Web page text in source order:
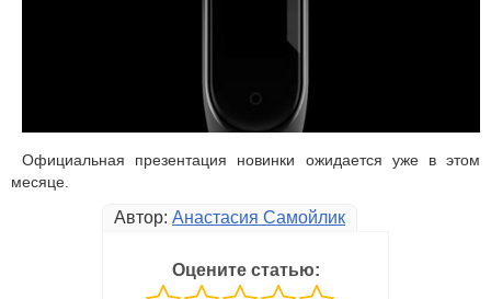
Официальная презентация новинки ожидается уже в этом
месяце.
Автор: Анастасия Самойлик
Оцените статью: